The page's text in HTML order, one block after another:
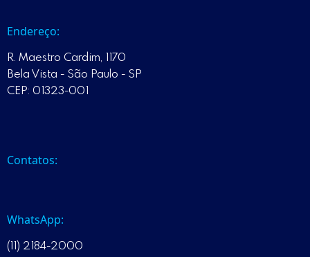
Endereço:
R. Maestro Cardim, 1170
Bela Vista - São Paulo - SP
CEP: 01323-001
Contatos:
WhatsApp:
(11) 2184-2000